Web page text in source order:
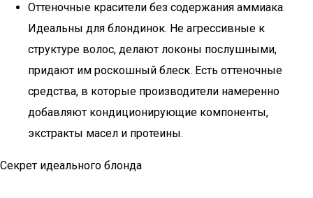
Оттеночные красители без содержания аммиака.
Идеальны для блондинок. Не агрессивные к
структуре волос, делают локоны послушными,
придают им роскошный блеск. Есть оттеночные
средства, в которые производители намеренно
добавляют кондиционирующие компоненты,
экстракты масел и протеины.
Секрет идеального блонда